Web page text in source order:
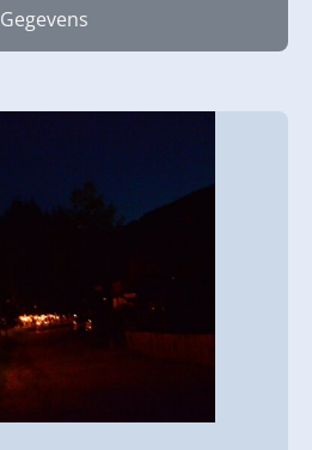
Gegevens